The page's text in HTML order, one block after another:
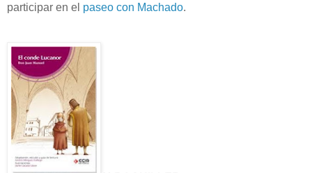
participar en el paseo con Machado.